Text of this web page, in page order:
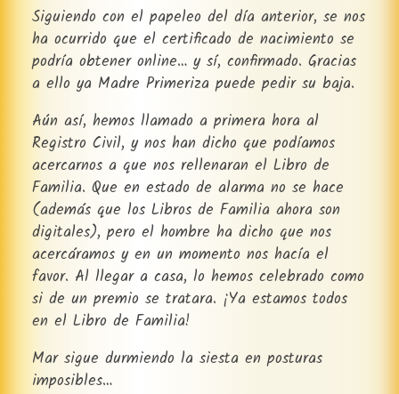
Siguiendo con el papeleo del día anterior, se nos
ha ocurrido que el certificado de nacimiento se
podría obtener online… y sí, confirmado. Gracias
a ello ya Madre Primeriza puede pedir su baja.
Aún así, hemos llamado a primera hora al
Registro Civil, y nos han dicho que podíamos
acercarnos a que nos rellenaran el Libro de
Familia. Que en estado de alarma no se hace
(además que los Libros de Familia ahora son
digitales), pero el hombre ha dicho que nos
acercáramos y en un momento nos hacía el
favor. Al llegar a casa, lo hemos celebrado como
si de un premio se tratara. ¡Ya estamos todos
en el Libro de Familia!
Mar sigue durmiendo la siesta en posturas
imposibles…